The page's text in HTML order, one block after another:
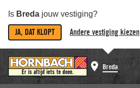
Is Breda jouw vestiging?
JA, DAT KLOPT Andere vestiging kiezen
Breda